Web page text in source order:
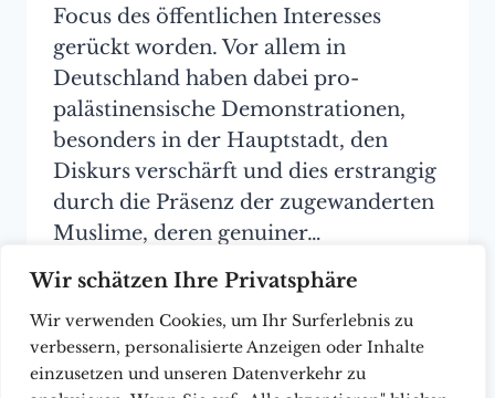
Wir schätzen Ihre Privatsphäre
Wir verwenden Cookies, um Ihr Surferlebnis zu
verbessern, personalisierte Anzeigen oder Inhalte
einzusetzen und unseren Datenverkehr zu
Focus des öffentlichen Interesses
gerückt worden. Vor allem in
Deutschland haben dabei pro-
palästinensische Demonstrationen,
besonders in der Hauptstadt, den
Diskurs verschärft und dies erstrangig
durch die Präsenz der zugewanderten
Muslime, deren genuiner…
WEITERKAMPF
ISRAEL
–
ERIC